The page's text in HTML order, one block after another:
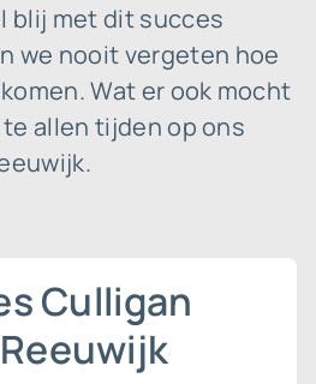
blij met dit succes
we nooit vergeten hoe
Wat er ook mocht
allen tijden op ons
Culligan